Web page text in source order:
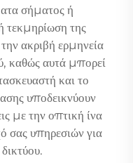
σήματος ή
τεκμηρίωση της
ακριβή ερμηνεία
καθώς αυτά μπορεί
και το
υποδεικνύουν
με την οπτική ίνα
σας υπηρεσιών για